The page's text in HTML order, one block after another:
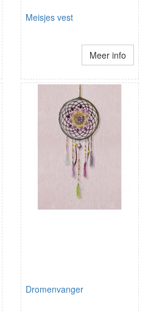
Meisjes vest
Meer info
Dromenvanger